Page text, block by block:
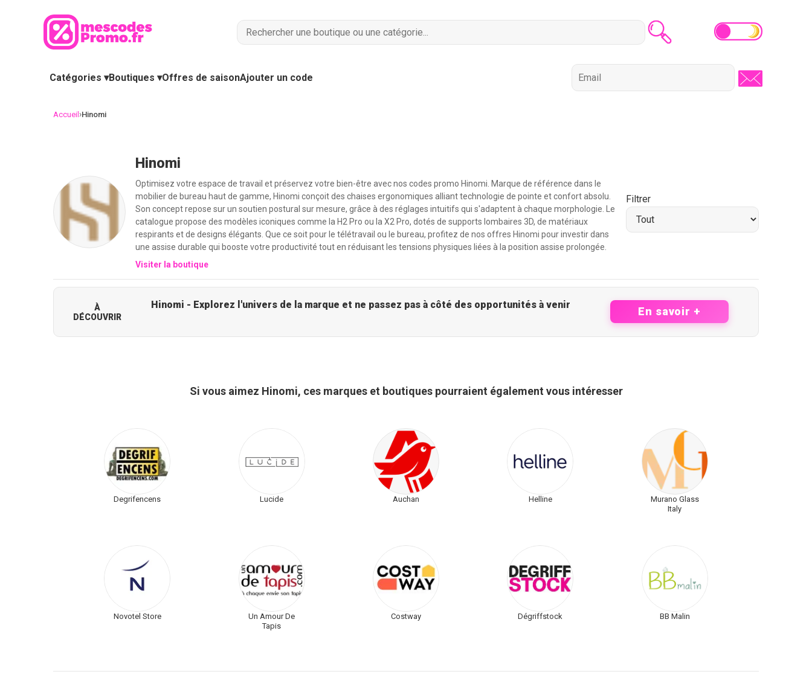
Catégories ▾Boutiques ▾Offres de saisonAjouter un code
Accueil ›Hinomi
Hinomi
Optimisez votre espace de travail et préservez votre bien-être avec nos codes promo Hinomi. Marque de référence dans le
mobilier de bureau haut de gamme, Hinomi conçoit des chaises ergonomiques alliant technologie de pointe et confort absolu.
Son concept repose sur un soutien postural sur mesure, grâce à des réglages intuitifs qui s'adaptent à chaque morphologie. Le
catalogue propose des modèles iconiques comme la H2 Pro ou la X2 Pro, dotés de supports lombaires 3D, de matériaux
respirants et de designs élégants. Que ce soit pour le télétravail ou le bureau, profitez de nos offres Hinomi pour investir dans
une assise durable qui booste votre productivité tout en réduisant les tensions physiques liées à la position assise prolongée.
Visiter la boutique
Filtrer
À
DÉCOUVRIR
Hinomi - Explorez l'univers de la marque et ne passez pas à côté des opportunités à venir
En savoir +
Si vous aimez Hinomi, ces marques et boutiques pourraient également vous intéresser
Degrifencens Lucide Auchan Helline
Murano Glass
Italy
Novotel Store
Un Amour De
Tapis
Costway Dégriffstock BB Malin